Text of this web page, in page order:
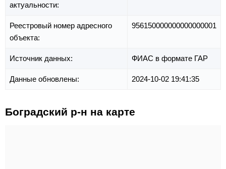
актуальности:
Реестровый номер адресного
объекта:
956150000000000000001
Источник данных: ФИАС в формате ГАР
Данные обновлены: 2024-10-02 19:41:35
Боградский р-н на карте